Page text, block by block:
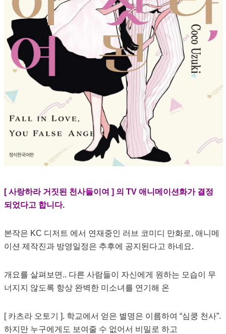
[ 사랑하라 거짓된 천사들이여 ] 의 TV 애니메이션화가 결정
되었다고 합니다.
본작은 KC 디저트 에서 연재중인 러브 코미디 만화로, 애니메
이션 제작진과 방영일정은 추후에 공지된다고 하네요.
개요를 살펴보면.. 다른 사람들이 자신에게 원하는 모습이 무
너지지 않도록 항상 완벽한 미소녀를 연기해 온
[ 카츠라 오토기 ]. 학교에서 얻은 별명은 이름하여 “심쿵 천사”.
하지만 누구에게도 보여줄 수 없어서 비밀로 하고